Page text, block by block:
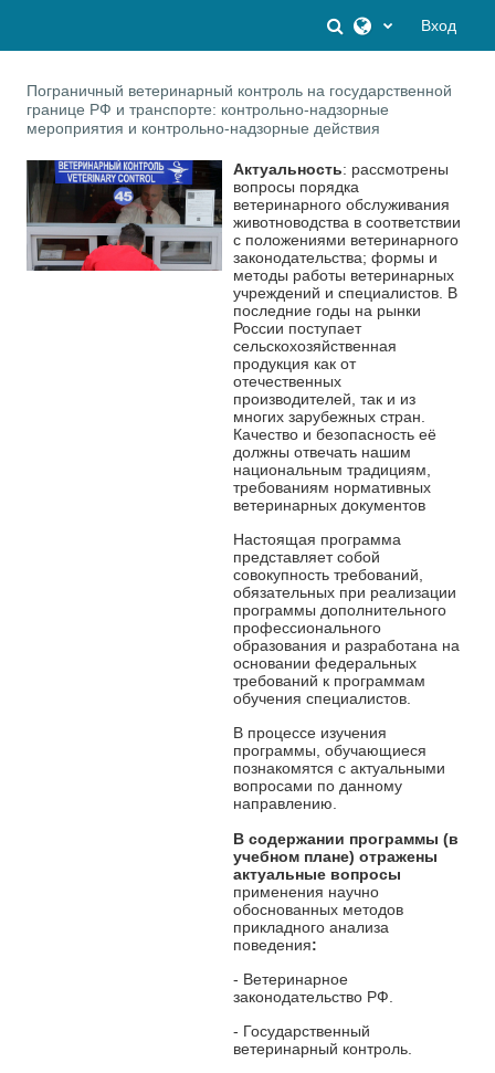
ИзменитьВход
Пограничный ветеринарный контроль на государственной
границе РФ и транспорте: контрольно-надзорные
мероприятия и контрольно-надзорные действия
Актуальность: рассмотрены
вопросы порядка
ветеринарного обслуживания
животноводства в соответствии
с положениями ветеринарного
законодательства; формы и
методы работы ветеринарных
учреждений и специалистов. В
последние годы на рынки
России поступает
сельскохозяйственная
продукция как от
отечественных
производителей, так и из
многих зарубежных стран.
Качество и безопасность её
должны отвечать нашим
национальным традициям,
требованиям нормативных
ветеринарных документов
Настоящая программа
представляет собой
совокупность требований,
обязательных при реализации
программы дополнительного
профессионального
образования и разработана на
основании федеральных
требований к программам
обучения специалистов.
В процессе изучения
программы, обучающиеся
познакомятся с актуальными
вопросами по данному
направлению.
В содержании программы (в
учебном плане) отражены
актуальные вопросы
применения научно
обоснованных методов
прикладного анализа
поведения:
- Ветеринарное
законодательство РФ.
- Государственный
ветеринарный контроль.